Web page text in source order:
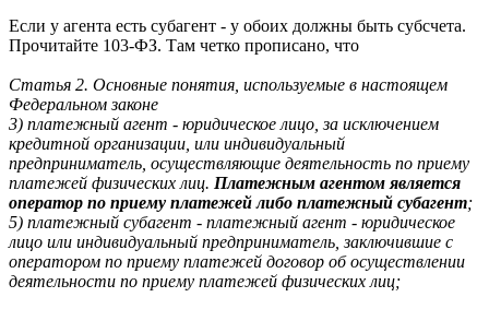
Если у агента есть субагент - у обоих должны быть субсчета.
Прочитайте 103-ФЗ. Там четко прописано, что
Статья 2. Основные понятия, используемые в настоящем
Федеральном законе
3) платежный агент - юридическое лицо, за исключением
кредитной организации, или индивидуальный
предприниматель, осуществляющие деятельность по приему
платежей физических лиц. Платежным агентом является
оператор по приему платежей либо платежный субагент;
5) платежный субагент - платежный агент - юридическое
лицо или индивидуальный предприниматель, заключившие с
оператором по приему платежей договор об осуществлении
деятельности по приему платежей физических лиц;